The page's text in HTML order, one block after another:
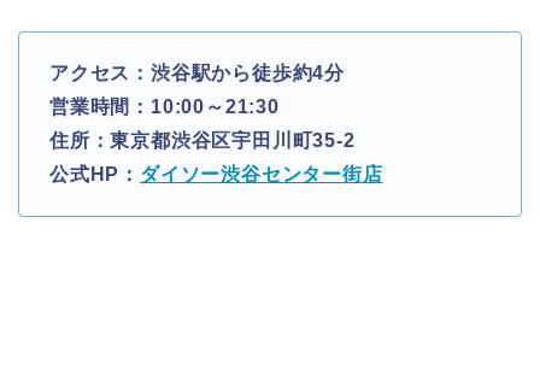
アクセス：渋谷駅から徒歩約4分
営業時間：10:00～21:30
住所：東京都渋谷区宇田川町35-2
公式HP： ダイソー渋谷センター街店